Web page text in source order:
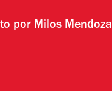
por Milos Mendoza